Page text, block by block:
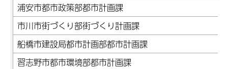
浦安市都市政策部都市計画課
市川市街づくり部街づくり計画課
船橋市建設局都市計画部都市計画課
習志野市都市環境部都市計画課